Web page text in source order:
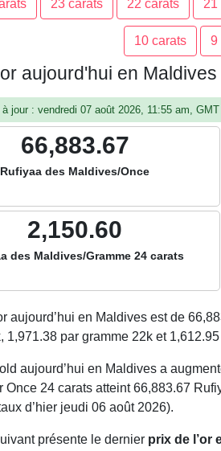
23 carats 22 carats 21
10 carats 9
aujourd'hui en
à jour : vendredi 07 août 2026, 11:55 am, GMT
66,883.67
Rufiyaa des Maldives/Once
2,150.60
des Maldives/Gramme 24 carats
aujourd’hui en Maldives est de
1,971.38 par gramme 22k et 1,612.95
aujourd’hui en Maldives a
Once 24 carats atteint 66,883.67
d’hier jeudi 06 août 2026).
présente le dernier prix de l’or